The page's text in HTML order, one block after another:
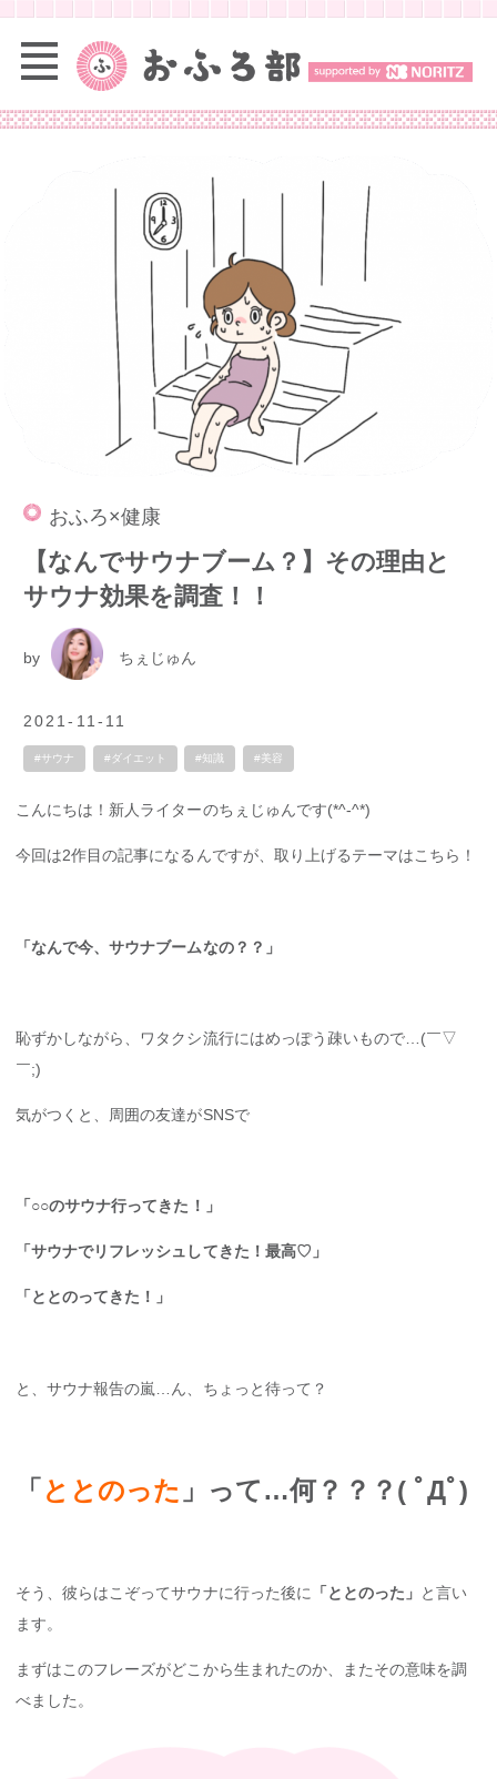
おふろ×健康
【なんでサウナブーム？】その理由と
サウナ効果を調査！！
by ちぇじゅん
2021-11-11
#サウナ #ダイエット #知識 #美容
こんにちは！新人ライターのちぇじゅんです(*^-^*)
今回は2作目の記事になるんですが、取り上げるテーマはこちら！
「なんで今、サウナブームなの？？」
恥ずかしながら、ワタクシ流行にはめっぽう疎いもので…(￣▽
￣;)
気がつくと、周囲の友達がSNSで
「○○のサウナ行ってきた！」
「サウナでリフレッシュしてきた！最高♡」
「ととのってきた！」
と、サウナ報告の嵐…ん、ちょっと待って？
「ととのった 」って…何？？？( ﾟДﾟ)
そう、彼らはこぞってサウナに行った後に 「ととのった」 と言い
ます。
まずはこのフレーズがどこから生まれたのか、またその意味を調
べました。